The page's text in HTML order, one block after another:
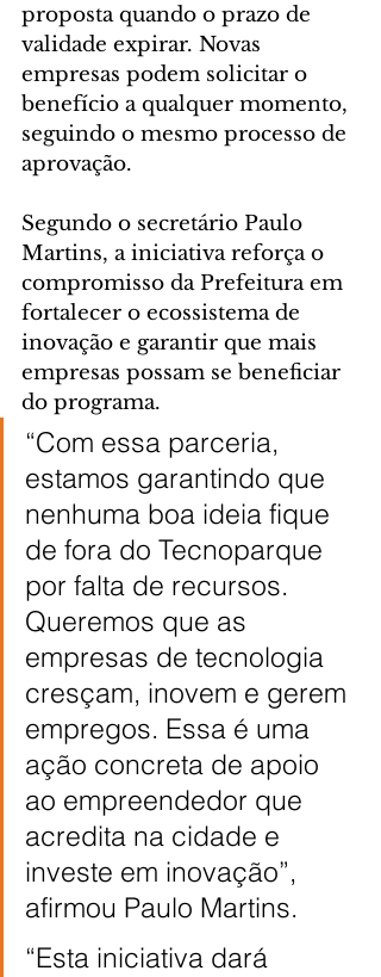
proposta quando o prazo de
validade expirar. Novas
empresas podem solicitar o
benefício a qualquer momento,
seguindo o mesmo processo de
aprovação.
Segundo o secretário Paulo
Martins, a iniciativa reforça o
compromisso da Prefeitura em
fortalecer o ecossistema de
inovação e garantir que mais
empresas possam se beneficiar
do programa.
“Com essa parceria,
estamos garantindo que
nenhuma boa ideia fique
de fora do Tecnoparque
por falta de recursos.
Queremos que as
empresas de tecnologia
cresçam, inovem e gerem
empregos. Essa é uma
ação concreta de apoio
ao empreendedor que
acredita na cidade e
investe em inovação”,
afirmou Paulo Martins.
“Esta iniciativa dará